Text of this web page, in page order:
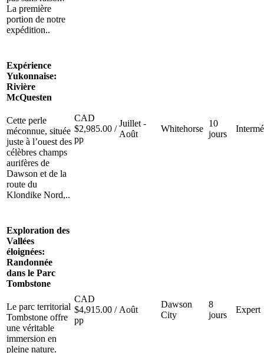
La première
portion de notre
expédition..
Expérience
Yukonnaise:
Rivière
McQuesten
Cette perle
méconnue, située
juste à l’ouest des
célèbres champs
aurifères de
Dawson et de la
route du
Klondike Nord,..
CAD
$2,985.00 /
pp
Juillet -
Août
Whitehorse
10
jours
Exploration des
Vallées
éloignées:
Randonnée
dans le Parc
Tombstone
Le parc territorial
Tombstone offre
une véritable
immersion en
pleine nature.
CAD
$4,915.00 /
pp
Août
Dawson
City
8
jours
Expert